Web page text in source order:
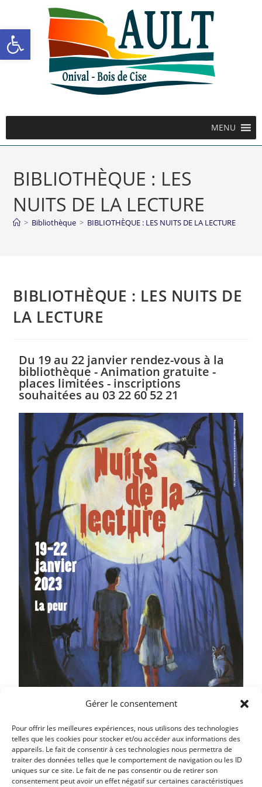
Ouvrir la barre d’outils
Gérer le consentement
Pour offrir les meilleures expériences, nous utilisons des technologies
telles que les cookies pour stocker et/ou accéder aux informations des
appareils. Le fait de consentir à ces technologies nous permettra de
traiter des données telles que le comportement de navigation ou les ID
uniques sur ce site. Le fait de ne pas consentir ou de retirer son
consentement peut avoir un effet négatif sur certaines caractéristiques
MENU
BIBLIOTHÈQUE : LES
NUITS DE LA LECTURE
> Bibliothèque > BIBLIOTHÈQUE : LES NUITS DE LA LECTURE
BIBLIOTHÈQUE : LES NUITS DE
LA LECTURE
Du 19 au 22 janvier rendez-vous à la
bibliothèque - Animation gratuite -
places limitées - inscriptions
souhaitées au 03 22 60 52 21